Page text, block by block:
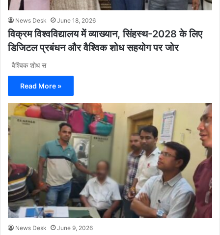
News Desk June 18, 2026
विक्रम विश्वविद्यालय में व्याख्यान, सिंहस्थ-2028 के लिए
डिजिटल प्रबंधन और वैश्विक शोध सहयोग पर जोर
वैश्विक शोध स
Read More »
News Desk June 9, 2026